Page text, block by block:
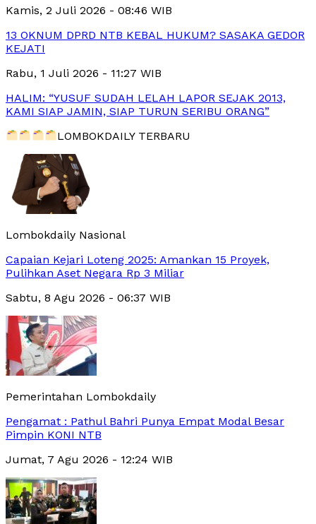
Kamis, 2 Juli 2026 - 08:46 WIB
13 OKNUM DPRD NTB KEBAL HUKUM? SASAKA GEDOR
KEJATI
Rabu, 1 Juli 2026 - 11:27 WIB
HALIM: “YUSUF SUDAH LELAH LAPOR SEJAK 2013,
KAMI SIAP JAMIN, SIAP TURUN SERIBU ORANG”
LOMBOKDAILY TERBARU
Lombokdaily Nasional
Capaian Kejari Loteng 2025: Amankan 15 Proyek,
Pulihkan Aset Negara Rp 3 Miliar
Sabtu, 8 Agu 2026 - 06:37 WIB
Pemerintahan Lombokdaily
Pengamat : Pathul Bahri Punya Empat Modal Besar
Pimpin KONI NTB
Jumat, 7 Agu 2026 - 12:24 WIB